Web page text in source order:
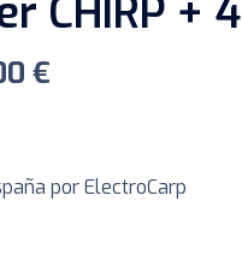
CHIRP + 4
€
por ElectroCarp